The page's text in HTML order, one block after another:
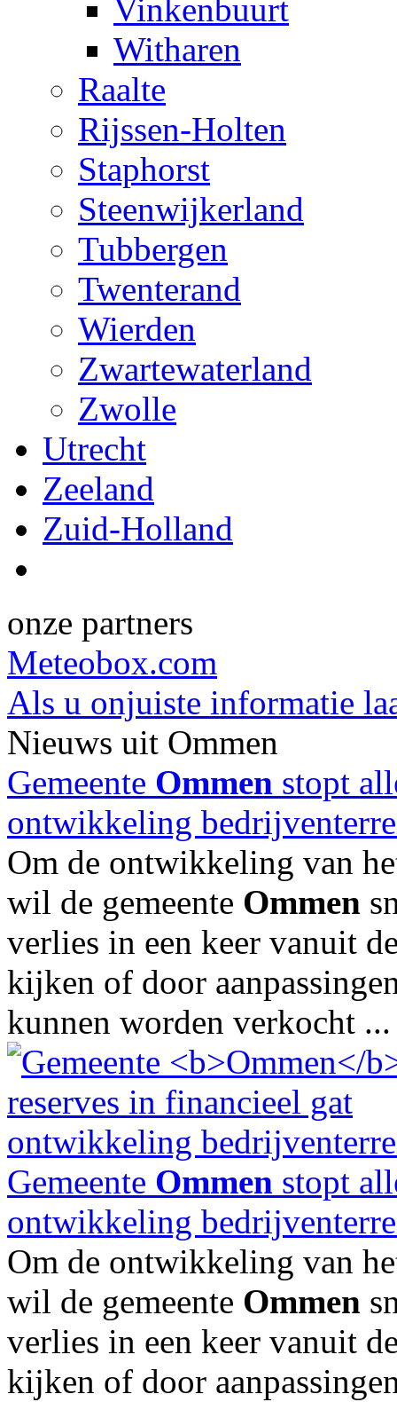
Vinkenbuurt
Witharen
Raalte
Rijssen-Holten
Staphorst
Steenwijkerland
Tubbergen
Twenterand
Wierden
Zwartewaterland
Zwolle
Utrecht
Zeeland
Zuid-Holland
onze partners
Meteobox.com
Als u onjuiste informatie
Nieuws uit Ommen
Gemeente Ommen stopt
ontwikkeling
Om de ontwikkeling van
wil de gemeente Ommen
verlies in een keer vanuit
kijken of door
kunnen worden verkocht ...
Gemeente Ommen stopt
ontwikkeling
Om de ontwikkeling van
wil de gemeente Ommen
verlies in een keer vanuit
kijken of door